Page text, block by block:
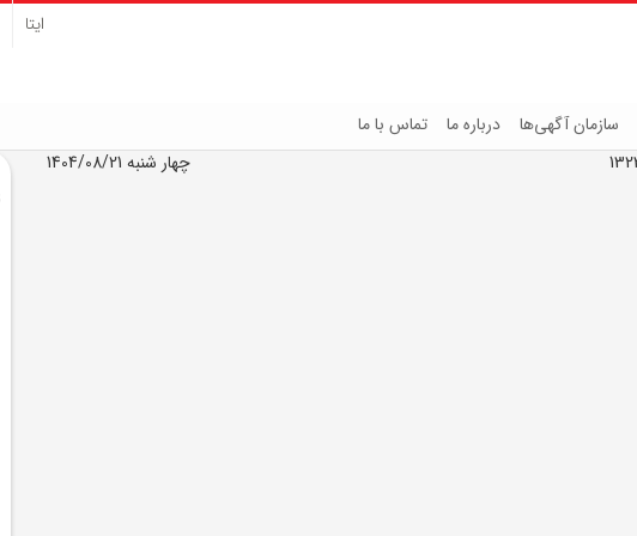
ایتا
سازمان آگهی‌ها درباره ما تماس با ما
چهار شنبه 1404/08/21